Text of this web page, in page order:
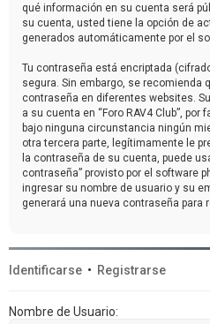
qué información en su cuenta será
su cuenta, usted tiene la opción de
generados automáticamente por el
Tu contraseña está encriptada
segura. Sin embargo, se recomienda
contraseña en diferentes websites.
a su cuenta en “Foro RAV4 Club”,
bajo ninguna circunstancia ningún
otra tercera parte, legítimamente le
la contraseña de su cuenta, puede
contraseña” provisto por el software
ingresar su nombre de usuario y su
generará una nueva contraseña para
Identificarse • Registrarse
Nombre de Usuario: